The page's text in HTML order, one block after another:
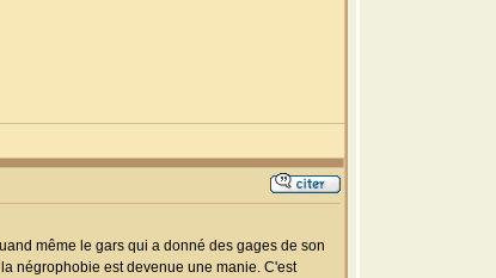
même le gars qui a donné des gages de son
négrophobie est devenue une manie. C'est